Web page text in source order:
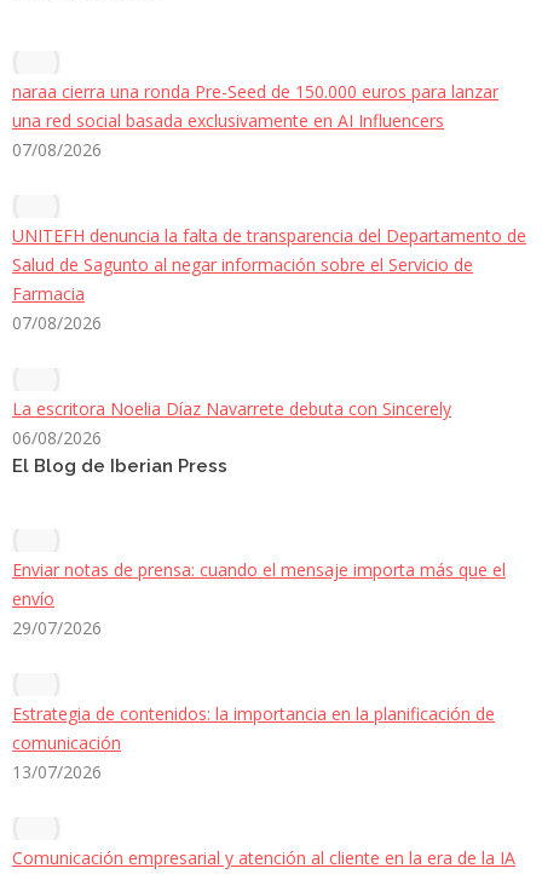
naraa cierra una ronda Pre-Seed de 150.000 euros para lanzar
una red social basada exclusivamente en AI Influencers
07/08/2026
UNITEFH denuncia la falta de transparencia del Departamento de
Salud de Sagunto al negar información sobre el Servicio de
Farmacia
07/08/2026
La escritora Noelia Díaz Navarrete debuta con Sincerely
06/08/2026
El Blog de Iberian Press
Enviar notas de prensa: cuando el mensaje importa más que el
envío
29/07/2026
Estrategia de contenidos: la importancia en la planificación de
comunicación
13/07/2026
Comunicación empresarial y atención al cliente en la era de la IA